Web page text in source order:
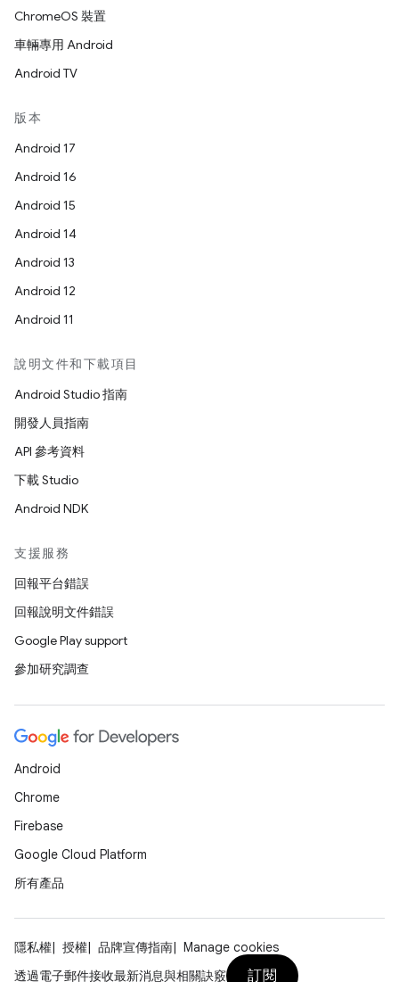
ChromeOS 裝置
車輛專用 Android
Android TV
版本
Android 17
Android 16
Android 15
Android 14
Android 13
Android 12
Android 11
說明文件和下載項目
Android Studio 指南
開發人員指南
API 參考資料
下載 Studio
Android NDK
支援服務
回報平台錯誤
回報說明文件錯誤
Google Play support
參加研究調查
Android
Chrome
Firebase
Google Cloud Platform
所有產品
隱私權 授權 品牌宣傳指南
Manage cookies
透過電子郵件接收最新消息與相關訣竅
訂閱